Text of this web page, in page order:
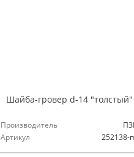
Шайба-гровер d-14 "толстый"
Производитель
Артикул
252138-